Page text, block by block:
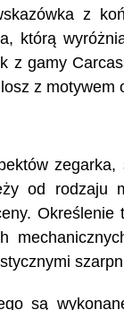
z
którą
z gamy
z motywem
od rodzaju
Określenie
są